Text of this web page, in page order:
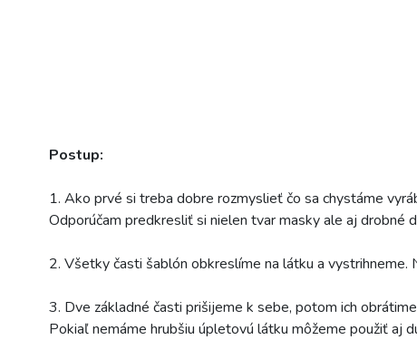
Postup:
1. Ako prvé si treba dobre rozmyslieť čo sa chystáme
Odporúčam predkresliť si nielen tvar masky ale aj drobné
2. Všetky časti šablón obkreslíme na látku a
3. Dve základné časti prišijeme k sebe, potom ich
Pokiaľ nemáme hrubšiu úpletovú látku môžeme použiť aj